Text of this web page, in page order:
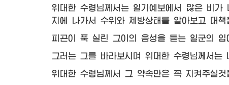
위대한 수령님께서는 일기예보에서 많은 비
지에 나가서 수위와 제방상태를 알아보고 대
피곤이 푹 실린 그이의 음성을 듣는 일군의 입
그러는 그를 바라보시며 위대한 수령님께서는
위대한 수령님께서 그 약속만은 꼭 지켜주실